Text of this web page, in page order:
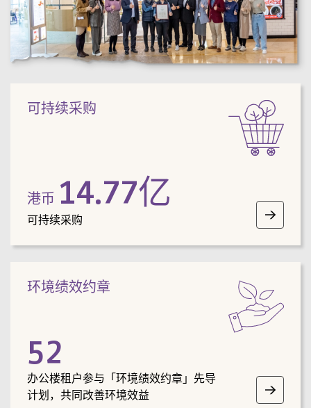
可持续采购
港币 14.77亿
可持续采购
环境绩效约章
52
办公楼租户参与「环境绩效约章」先导
计划，共同改善环境效益